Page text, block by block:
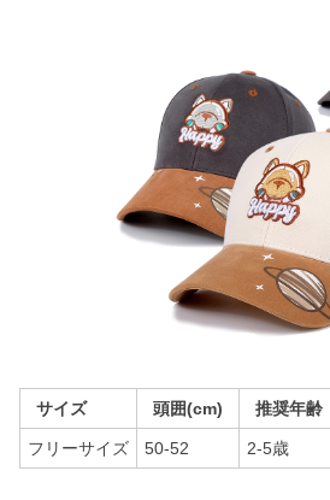
サイズ 頭囲(cm) 推奨年齢
フリーサイズ 50-52 2-5歳